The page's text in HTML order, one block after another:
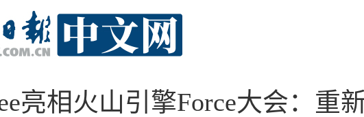
亮相火山引擎Force大会：重